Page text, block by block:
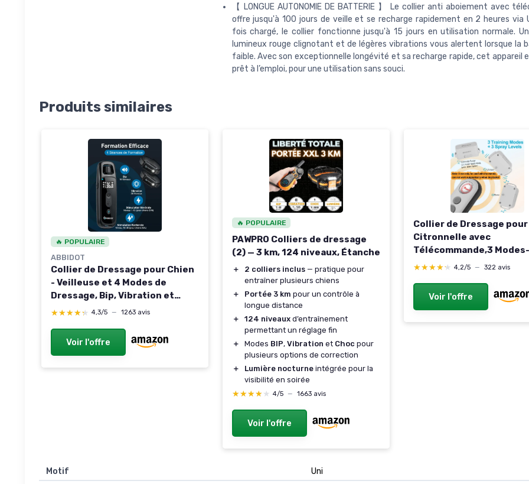
【 LONGUE AUTONOMIE DE BATTERIE 】 Le collier anti aboiement avec
offre jusqu'à 100 jours de veille et se recharge rapidement en 2 heures via
fois chargé, le collier fonctionne jusqu'à 15 jours en utilisation normale.
lumineux rouge clignotant et de légères vibrations vous alertent lorsque la
faible. Avec son exceptionnelle longévité et sa recharge rapide, cet appareil
prêt à l’emploi, pour une utilisation sans souci.
Produits similaires
🔥 POPULAIRE
ABBIDOT
Collier de Dressage pour Chien
- Veilleuse et 4 Modes de
Dressage, Bip, Vibration et
Stimulation, IPX7 étanche
Electrique 2 Chiens pour Petits
et Grands Chiens (6-55 kg) Noir
★★★★★
★★★★★ 4,3/5 — 1263 avis
Voir l'offre
🔥 POPULAIRE
PAWPRO Colliers de dressage
(2) — 3 km, 124 niveaux, Étanche
＋ 2 colliers inclus — pratique pour
entraîner plusieurs chiens
＋
Portée 3 km pour un contrôle à
longue distance
＋
124 niveaux d’entraînement
permettant un réglage fin
＋
Modes BIP, Vibration et Choc pour
plusieurs options de correction
＋
Lumière nocturne intégrée pour la
visibilité en soirée
★★★★★
★★★★★ 4/5 — 1663 avis
Voir l'offre
Collier de Dressage pour
Citronnelle avec
Télécommande,3 Modes-
Pulvérisation/
Collier Anti Aboiements
★★★★★
★★★★★ 4,2/5 — 322 avis
Voir l'offre
Motif
Uni